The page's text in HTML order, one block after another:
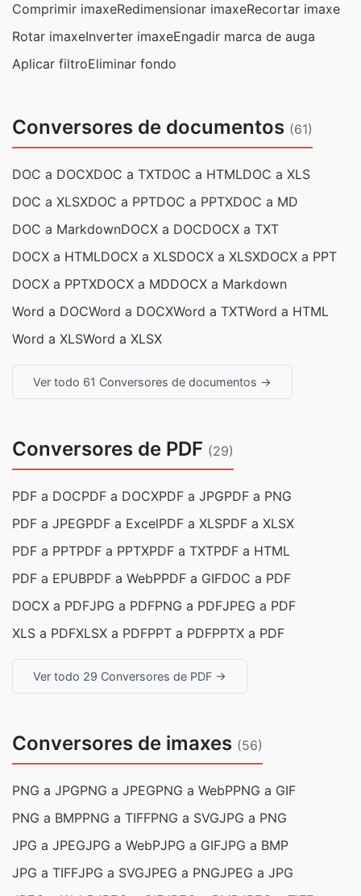
Comprimir imaxeRedimensionar imaxeRecortar imaxe
Rotar imaxeInverter imaxeEngadir marca de auga
Aplicar filtroEliminar fondo
Conversores de documentos (61)
DOC a DOCXDOC a TXTDOC a HTMLDOC a XLS
DOC a XLSXDOC a PPTDOC a PPTXDOC a MD
DOC a MarkdownDOCX a DOCDOCX a TXT
DOCX a HTMLDOCX a XLSDOCX a XLSXDOCX a PPT
DOCX a PPTXDOCX a MDDOCX a Markdown
Word a DOCWord a DOCXWord a TXTWord a HTML
Word a XLSWord a XLSX
Ver todo 61 Conversores de documentos →
Conversores de PDF (29)
PDF a DOCPDF a DOCXPDF a JPGPDF a PNG
PDF a JPEGPDF a ExcelPDF a XLSPDF a XLSX
PDF a PPTPDF a PPTXPDF a TXTPDF a HTML
PDF a EPUBPDF a WebPPDF a GIFDOC a PDF
DOCX a PDFJPG a PDFPNG a PDFJPEG a PDF
XLS a PDFXLSX a PDFPPT a PDFPPTX a PDF
Ver todo 29 Conversores de PDF →
Conversores de imaxes (56)
PNG a JPGPNG a JPEGPNG a WebPPNG a GIF
PNG a BMPPNG a TIFFPNG a SVGJPG a PNG
JPG a JPEGJPG a WebPJPG a GIFJPG a BMP
JPG a TIFFJPG a SVGJPEG a PNGJPEG a JPG